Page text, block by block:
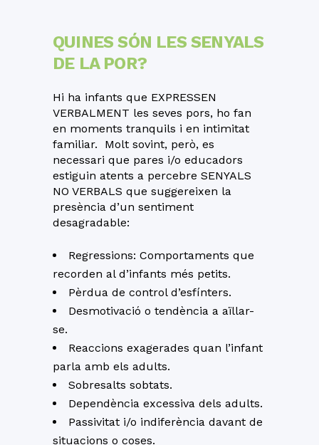
QUINES SÓN LES SENYALS
DE LA POR?
Hi ha infants que EXPRESSEN
VERBALMENT les seves pors, ho fan
en moments tranquils i en intimitat
familiar. Molt sovint, però, es
necessari que pares i/o educadors
estiguin atents a percebre SENYALS
NO VERBALS que suggereixen la
presència d’un sentiment
desagradable:
Regressions: Comportaments que
recorden al d’infants més petits.
Pèrdua de control d’esfínters.
Desmotivació o tendència a aïllar-
se.
Reaccions exagerades quan l’infant
parla amb els adults.
Sobresalts sobtats.
Dependència excessiva dels adults.
Passivitat i/o indiferència davant de
situacions o coses.